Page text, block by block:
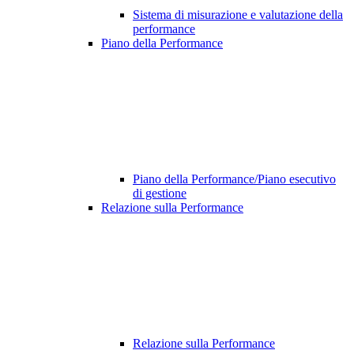
Sistema di misurazione e valutazione della
performance
Piano della Performance
Piano della Performance/Piano esecutivo
di gestione
Relazione sulla Performance
Relazione sulla Performance